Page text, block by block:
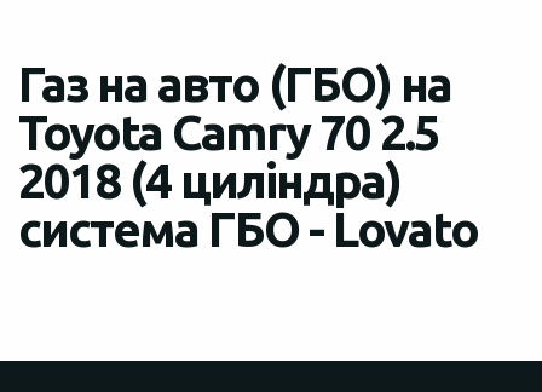
Газ на авто (ГБО) на
Toyota Camry 70 2.5
2018 (4 циліндра)
система ГБО - Lovato